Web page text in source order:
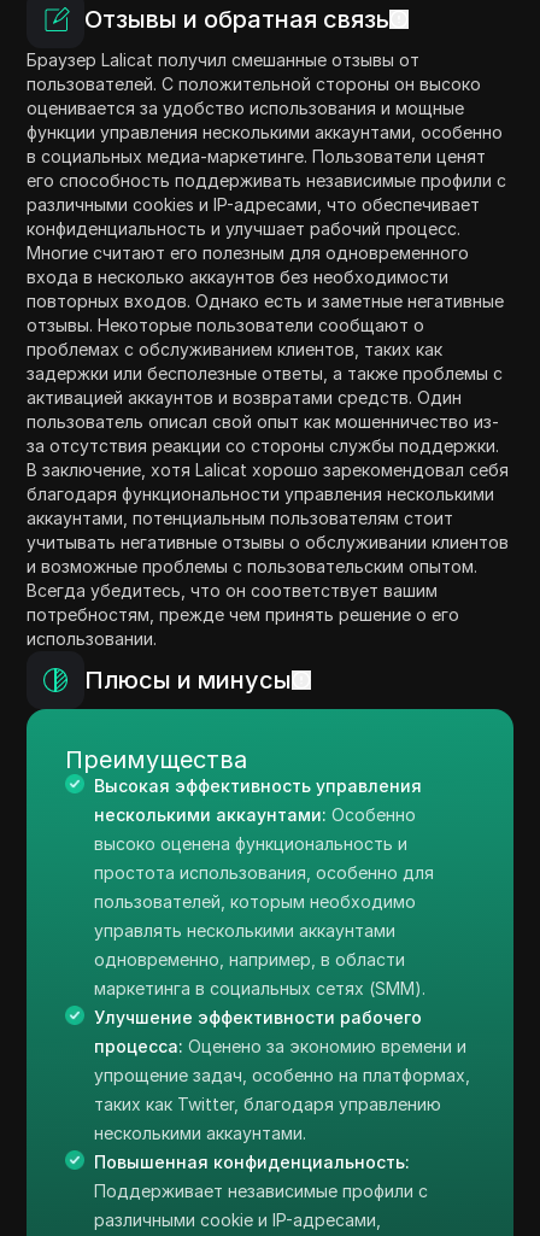
Отзывы и обратная связь
Браузер Lalicat получил смешанные отзывы от
пользователей. С положительной стороны он высоко
оценивается за удобство использования и мощные
функции управления несколькими аккаунтами, особенно
в социальных медиа-маркетинге. Пользователи ценят
его способность поддерживать независимые профили с
различными cookies и IP-адресами, что обеспечивает
конфиденциальность и улучшает рабочий процесс.
Многие считают его полезным для одновременного
входа в несколько аккаунтов без необходимости
повторных входов. Однако есть и заметные негативные
отзывы. Некоторые пользователи сообщают о
проблемах с обслуживанием клиентов, таких как
задержки или бесполезные ответы, а также проблемы с
активацией аккаунтов и возвратами средств. Один
пользователь описал свой опыт как мошенничество из-
за отсутствия реакции со стороны службы поддержки.
В заключение, хотя Lalicat хорошо зарекомендовал себя
благодаря функциональности управления несколькими
аккаунтами, потенциальным пользователям стоит
учитывать негативные отзывы о обслуживании клиентов
и возможные проблемы с пользовательским опытом.
Всегда убедитесь, что он соответствует вашим
потребностям, прежде чем принять решение о его
использовании.
Плюсы и минусы
Преимущества
Высокая эффективность управления
несколькими аккаунтами: Особенно
высоко оценена функциональность и
простота использования, особенно для
пользователей, которым необходимо
управлять несколькими аккаунтами
одновременно, например, в области
маркетинга в социальных сетях (SMM).
Улучшение эффективности рабочего
процесса: Оценено за экономию времени и
упрощение задач, особенно на платформах,
таких как Twitter, благодаря управлению
несколькими аккаунтами.
Повышенная конфиденциальность:
Поддерживает независимые профили с
различными cookie и IP-адресами,